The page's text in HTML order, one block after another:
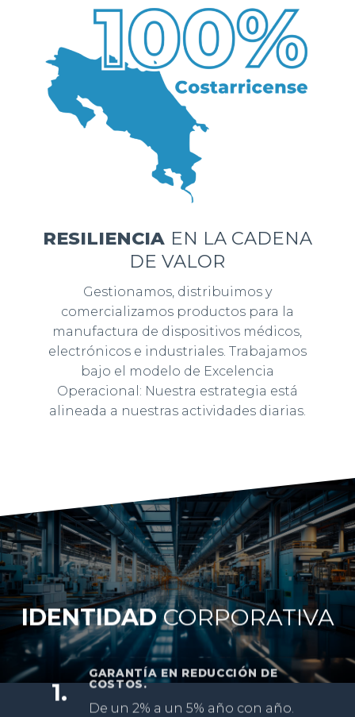
RESILIENCIA EN LA CADENA
DE VALOR
Gestionamos, distribuimos y
comercializamos productos para la
manufactura de dispositivos médicos,
electrónicos e industriales. ​Trabajamos
bajo el modelo de Excelencia
Operacional: Nuestra estrategia está
alineada a nuestras actividades diarias.​
IDENTIDADCORPORATIVA
1.
GARANTÍA EN REDUCCIÓN DE
COSTOS.
De un 2% a un 5% año con año.